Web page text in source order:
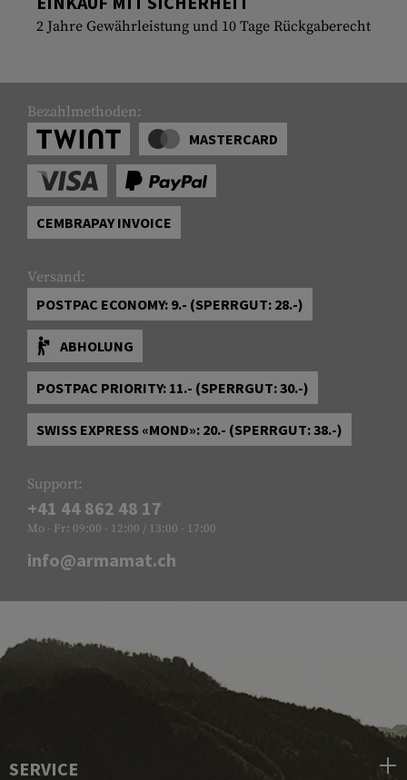
2 Jahre Gewährleistung und 10 Tage Rückgaberecht
Bezahlmethoden:
MASTERCARD
CEMBRAPAY INVOICE
Versand:
POSTPAC ECONOMY: 9.- (SPERRGUT: 28.-)
ABHOLUNG
POSTPAC PRIORITY: 11.- (SPERRGUT: 30.-)
SWISS EXPRESS «MOND»: 20.- (SPERRGUT: 38.-)
Support:
+41 44 862 48 17
Mo - Fr: 09:00 - 12:00 / 13:00 - 17:00
info@armamat.ch
SERVICE